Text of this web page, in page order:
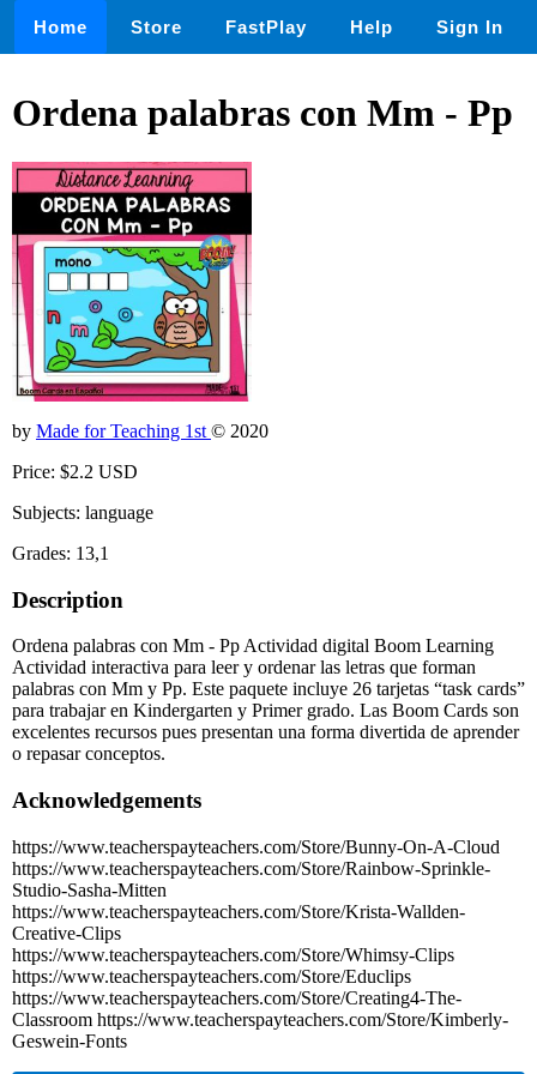
Home Store FastPlay Help Sign In
Ordena palabras con Mm - Pp
by Made for Teaching 1st © 2020
Price: $2.2 USD
Subjects: language
Grades: 13,1
Description
Ordena palabras con Mm - Pp Actividad digital Boom Learning
Actividad interactiva para leer y ordenar las letras que forman
palabras con Mm y Pp. Este paquete incluye 26 tarjetas “task cards”
para trabajar en Kindergarten y Primer grado. Las Boom Cards son
excelentes recursos pues presentan una forma divertida de aprender
o repasar conceptos.
Acknowledgements
https://www.teacherspayteachers.com/Store/Bunny-On-A-Cloud
https://www.teacherspayteachers.com/Store/Rainbow-Sprinkle-
Studio-Sasha-Mitten
https://www.teacherspayteachers.com/Store/Krista-Wallden-
Creative-Clips
https://www.teacherspayteachers.com/Store/Whimsy-Clips
https://www.teacherspayteachers.com/Store/Educlips
https://www.teacherspayteachers.com/Store/Creating4-The-
Classroom https://www.teacherspayteachers.com/Store/Kimberly-
Geswein-Fonts